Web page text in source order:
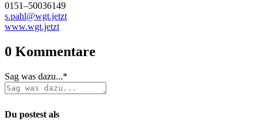
0151–50036149
s.pahl@wgt.jetzt
www.wgt.jetzt
0 Kommentare
Sag was dazu...*
Du postest als